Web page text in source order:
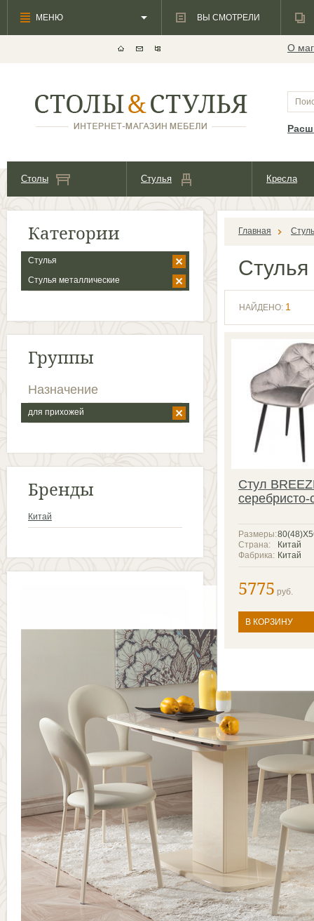
О
Столы Стулья Кресла
Категории
Стулья
Стулья металлические
Группы
Назначение
для прихожей
Бренды
Китай
Главная
Стулья
НАЙДЕНО: 1
Стул
Размеры:
Китай
Страна:
Китай
Фабрика:
5775 руб.
В КОРЗИНУ
МЕНЮ ВЫ СМОТРЕЛИ